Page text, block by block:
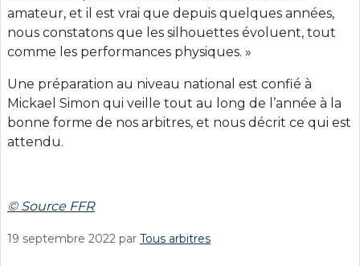
amateur, et il est vrai que depuis quelques années,
nous constatons que les silhouettes évoluent, tout
comme les performances physiques. »
Une préparation au niveau national est confié à
Mickael Simon qui veille tout au long de l’année à la
bonne forme de nos arbitres, et nous décrit ce qui est
attendu.
© Source FFR
19 septembre 2022 par Tous arbitres